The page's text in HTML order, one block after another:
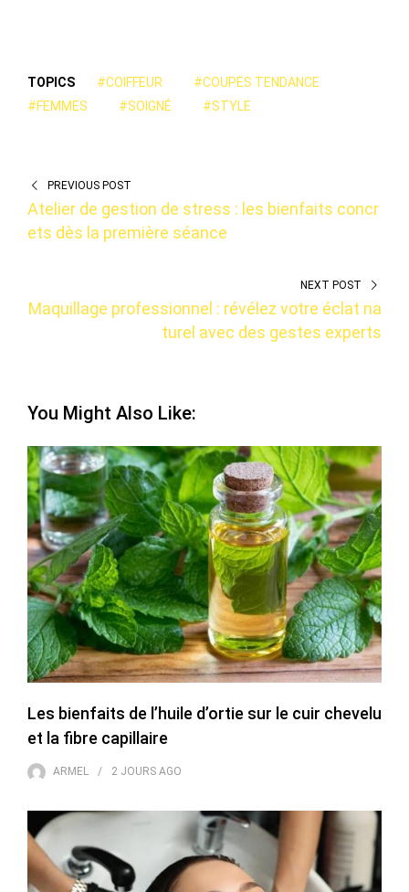
TOPICS #COIFFEUR
#COUPES TENDANCE
#FEMMES
#SOIGNÉ #STYLE
PREVIOUS POST
Atelier de gestion de stress : les bienfaits concr
ets dès la première séance
NEXT POST
Maquillage professionnel : révélez votre éclat na
turel avec des gestes experts
You Might Also Like:
Les bienfaits de l’huile d’ortie sur le cuir chevelu
et la fibre capillaire
ARMEL 2 JOURS AGO